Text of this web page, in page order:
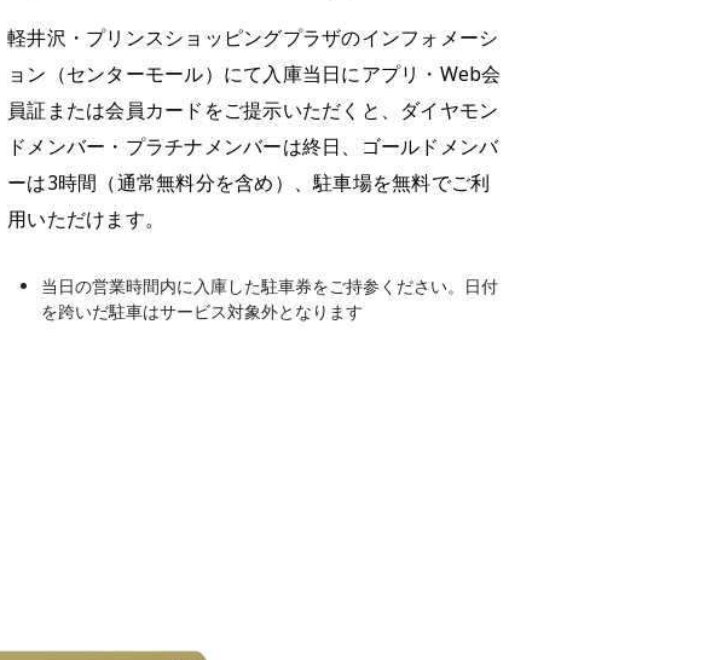
軽井沢・プリンスショッピングプラザのインフォメーシ
ョン（センターモール）にて入庫当日にアプリ・Web会
員証または会員カードをご提示いただくと、ダイヤモン
ドメンバー・プラチナメンバーは終日、ゴールドメンバ
ーは3時間（通常無料分を含め）、駐車場を無料でご利
用いただけます。
当日の営業時間内に入庫した駐車券をご持参ください。日付
を跨いだ駐車はサービス対象外となります